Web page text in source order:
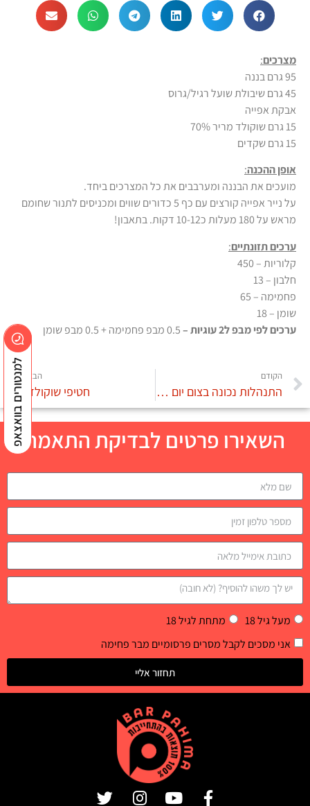
מצרכים:
95 גרם בננה
45 גרם שיבולת שועל רגיל/גרוס
אבקת אפייה
15 גרם שוקולד מריר 70%
15 גרם שקדים
אופן ההכנה:
מועכים את הבננה ומערבבים את כל המצרכים ביחד.
על נייר אפייה קורצים עם כף 5 כדורים שווים ומכניסים לתנור שחומם
מראש על 180 מעלות כ10-12 דקות. בתאבון!
ערכים תזונתיים:
קלוריות – 450
חלבון – 13
פחמימה – 65
שומן – 18
ערכים לפי מבפ ל2 עוגיות –
הקודם
התנהלות נכונה בצום יום הכיפורים
הבא
חטיפי שוקולד
השאירו פרטים לבדיקת התאמה
מעל גיל 18
מתחת לגיל 18
אני מסכים לקבל מסרים פרסומיים מבר פחימה
תחזור אליי
למנטורים בוואצאפ